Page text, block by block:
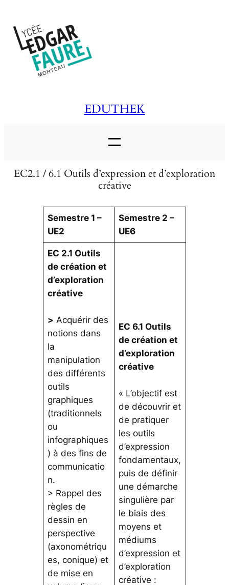
au
contenu
EDUTHEK
EC2.1 / 6.1 Outils d’expression et d’exploration
créative
Semestre 1 –
UE2
Semestre 2 –
UE6
EC 2.1 Outils
de création et
d’exploration
créative
> Acquérir des
notions dans
la
manipulation
des différents
outils
graphiques
(traditionnels
ou
infographiques
) à des fins de
communicatio
n.
> Rappel des
règles de
dessin en
perspective
(axonométriqu
es, conique) et
de mise en
EC 6.1 Outils
de création et
d’exploration
créative
« L’objectif est
de découvrir et
de pratiquer
les outils
d’expression
fondamentaux,
puis de définir
une démarche
singulière par
le biais des
moyens et
médiums
d’expression et
d’exploration
créative :